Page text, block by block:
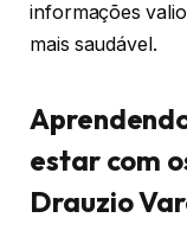
informações
mais saudável.
estar com
Drauzio